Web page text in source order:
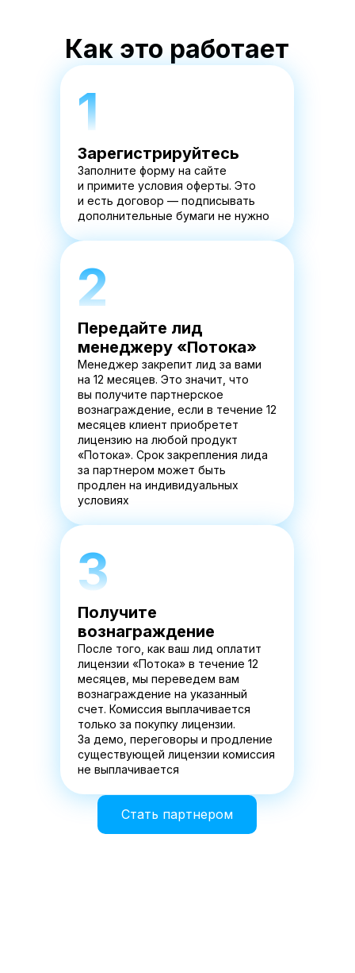
Как это работает
1
Зарегистрируйтесь
Заполните форму на сайте
и примите условия оферты. Это
и есть договор — подписывать
дополнительные бумаги не нужно
2
Передайте лид
менеджеру «Потока»
Менеджер закрепит лид за вами
на 12 месяцев. Это значит, что
вы получите партнерское
вознаграждение, если в течение 12
месяцев клиент приобретет
лицензию на любой продукт
«Потока». Срок закрепления лида
за партнером может быть
продлен на индивидуальных
условиях
3
Получите
вознаграждение
После того, как ваш лид оплатит
лицензии «Потока» в течение 12
месяцев, мы переведем вам
вознаграждение на указанный
счет. Комиссия выплачивается
только за покупку лицензии.
За демо, переговоры и продление
существующей лицензии комиссия
не выплачивается
Стать партнером